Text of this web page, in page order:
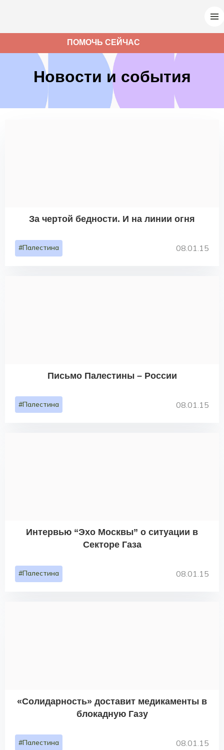
Новости и события
08.01.15
За чертой бедности. И на линии огня
#Палестина
08.01.15
Письмо Палестины – России
#Палестина
08.01.15
Интервью “Эхо Москвы” о ситуации в
Секторе Газа
#Палестина
08.01.15
«Солидарность» доставит медикаменты в
блокадную Газу
#Палестина
ПОМОЧЬ СЕЙЧАС